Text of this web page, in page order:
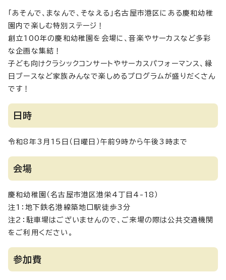
「あそんで、まなんで、そなえる」名古屋市港区にある慶和幼稚
園内で楽しむ特別ステージ！
創立100年の慶和幼稚園を会場に、音楽やサーカスなど多彩
な企画な集結！
子ども向けクラシックコンサートやサーカスパフォーマンス、縁
日ブースなど家族みんなで楽しめるプログラムが盛りだくさん
です！
日時
令和8年3月15日（日曜日）午前9時から午後3時まで
会場
慶和幼稚園（名古屋市港区港栄4丁目4-18）
注1：地下鉄名港線築地口駅徒歩3分
注2：駐車場はございませんので、ご来場の際は公共交通機関
をご利用ください。
参加費